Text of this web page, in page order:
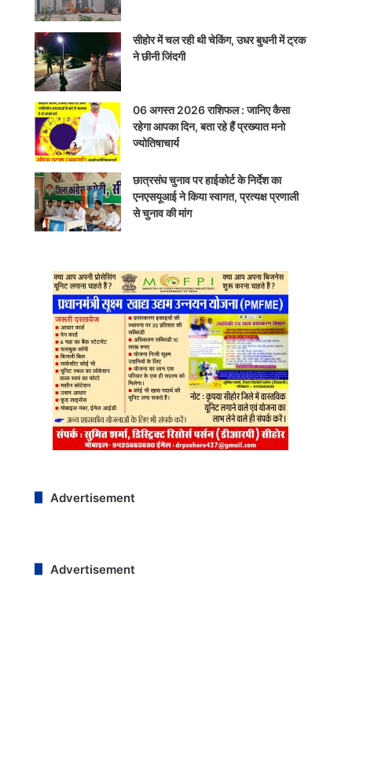
सीहोर में चल रही थी चेकिंग, उधर बुधनी में ट्रक
ने छीनी जिंदगी
06 अगस्त 2026 राशिफल : जानिए कैसा
रहेगा आपका दिन, बता रहे हैं प्रख्यात मनो
ज्योतिषाचार्य
छात्रसंघ चुनाव पर हाईकोर्ट के निर्देश का
एनएसयूआई ने किया स्वागत, प्रत्यक्ष प्रणाली
से चुनाव की मांग
Advertisement
Advertisement